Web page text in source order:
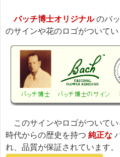
バッチ博士オリジナルのバ
のサインや花のロゴがついてい
このサインやロゴがついて
時代からの歴史を持つ 純正な
れ、品質が保証されています